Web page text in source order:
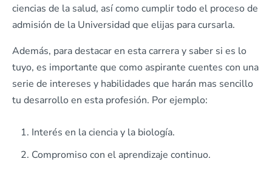
ciencias de la salud, así como cumplir todo el proceso de
admisión de la Universidad que elijas para cursarla.
Además, para destacar en esta carrera y saber si es lo
tuyo, es importante que como aspirante cuentes con una
serie de intereses y habilidades que harán mas sencillo
tu desarrollo en esta profesión. Por ejemplo:
Interés en la ciencia y la biología.
Compromiso con el aprendizaje continuo.